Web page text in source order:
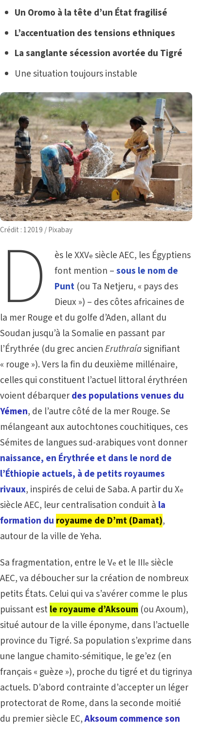
Un Oromo à la tête d’un État fragilisé
L’accentuation des tensions ethniques
La sanglante sécession avortée du Tigré
Une situation toujours instable
Crédit : 12019 / Pixabay
D ès le XXVe siècle AEC, les Égyptiens
font mention –sous le nom de
Punt (ou Ta Netjeru, « pays des
Dieux ») – des côtes africaines de
la mer Rouge et du golfe d’Aden, allant du
Soudan jusqu’à la Somalie en passant par
l’Érythrée (du grec ancienEruthraíasignifiant
« rouge »). Vers la fin du deuxième millénaire,
celles qui constituent l’actuel littoral érythréen
voient débarquerdes populations venues du
Yémen, de l’autre côté de la mer Rouge. Se
mélangeant aux autochtones couchitiques, ces
Sémites de langues sud-arabiques vont donner
naissance, en Érythrée et dans le nord de
l’Éthiopie actuels, à de petits royaumes
rivaux, inspirés de celui de Saba. A partir du Xe
siècle AEC, leur centralisation conduit à la
formation du royaume de D’mt (Damat),
autour de la ville de Yeha.
Sa fragmentation, entre le Ve et le IIIe siècle
AEC, va déboucher sur la création de nombreux
petits États. Celui qui va s’avérer comme le plus
puissant estle royaume d’Aksoum (ou Axoum),
situé autour de la ville éponyme, dans l’actuelle
province du Tigré. Sa population s’exprime dans
une langue chamito-sémitique, le ge’ez (en
français « guèze »), proche du tigré et du tigrinya
actuels. D’abord contrainte d’accepter un léger
protectorat de Rome, dans la seconde moitié
du premier siècle EC,Aksoum commence son